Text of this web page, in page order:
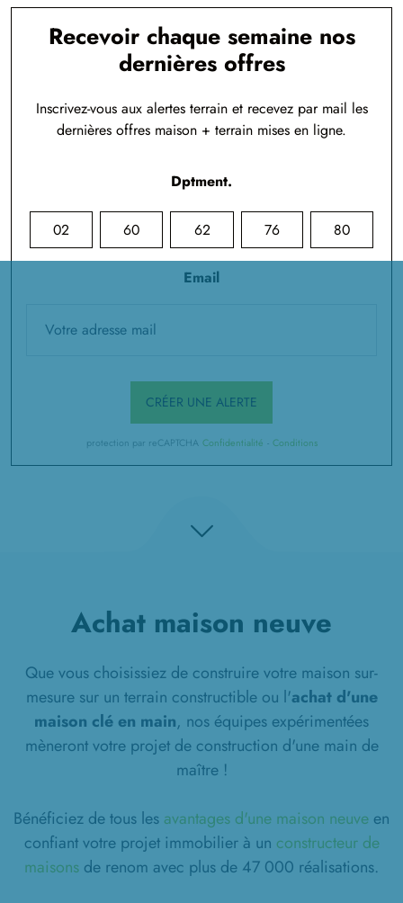
Recevoir chaque semaine nos
dernières offres
Inscrivez-vous aux alertes terrain et recevez par mail les
dernières offres maison + terrain mises en ligne.
Dptment.
02 60 62 76 80
Email
CRÉER UNE ALERTE
protection par reCAPTCHA Confidentialité - Conditions
Achat maison neuve
Que vous choisissiez de construire votre maison sur-
mesure sur un terrain constructible ou l'achat d'une
maison clé en main, nos équipes expérimentées
mèneront votre projet de construction d'une main de
maître !
Bénéficiez de tous les avantages d'une maison neuve en
confiant votre projet immobilier à un constructeur de
maisons de renom avec plus de 47 000 réalisations.